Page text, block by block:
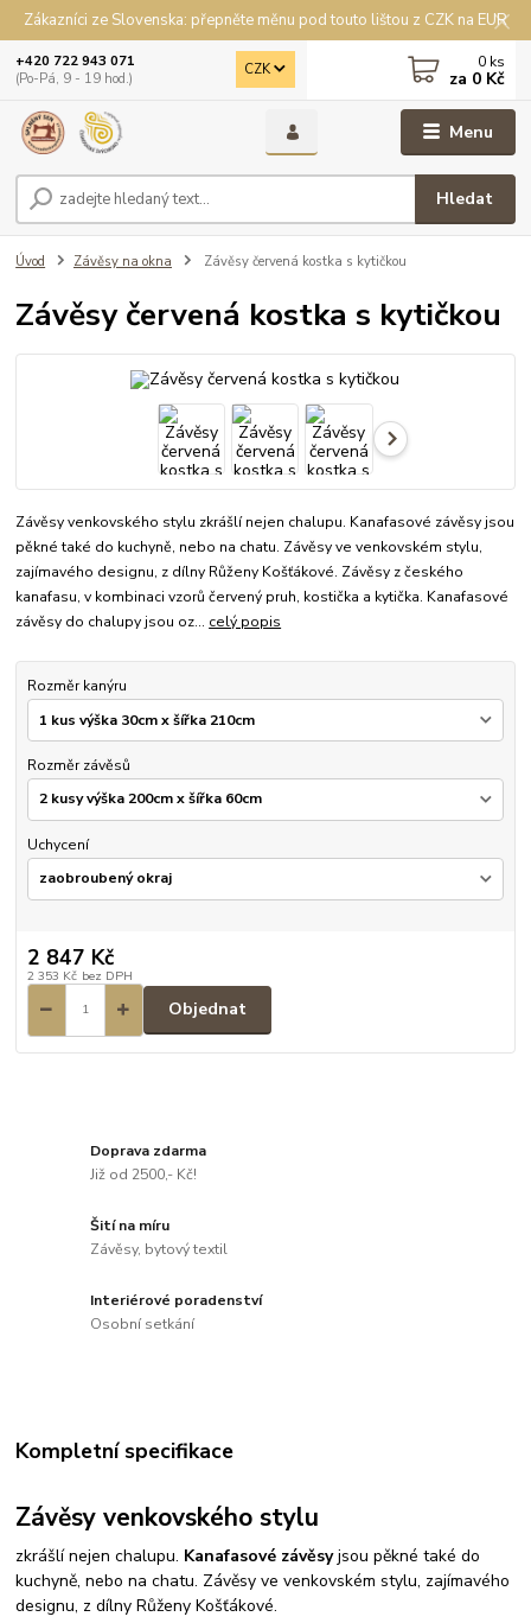
Zákazníci ze Slovenska: přepněte měnu pod touto lištou z CZK na EUR
Menu
CZK
Hledat
+420 722 943 071
(Po-Pá, 9 - 19 hod.)
0 ks
za 0 Kč
Úvod Závěsy na okna Závěsy červená kostka s kytičkou
Závěsy červená kostka s kytičkou
Závěsy venkovského stylu zkrášlí nejen chalupu. Kanafasové závěsy jsou
pěkné také do kuchyně, nebo na chatu. Závěsy ve venkovském stylu,
zajímavého designu, z dílny Růženy Košťákové. Závěsy z českého
kanafasu, v kombinaci vzorů červený pruh, kostička a kytička. Kanafasové
závěsy do chalupy jsou oz... celý popis
Rozměr kanýru
Rozměr závěsů
Uchycení
2 847 Kč
2 353 Kč bez DPH
Objednat
Doprava zdarma
Již od 2500,- Kč!
Šití na míru
Závěsy, bytový textil
Interiérové poradenství
Osobní setkání
Kompletní specifikace
Závěsy venkovského stylu
zkrášlí nejen chalupu. Kanafasové závěsyjsou pěkné také do
kuchyně, nebo na chatu. Závěsy ve venkovském stylu, zajímavého
designu, z dílny Růženy Košťákové.